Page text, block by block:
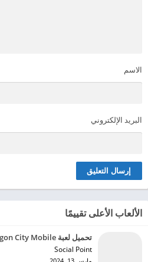
الاسم
البريد الإلكتروني
الألعاب الأعلى تقييمًا
تحميل لعبة Dragon City Mobile مهكرة للاندرويد 2024
Social Point‏